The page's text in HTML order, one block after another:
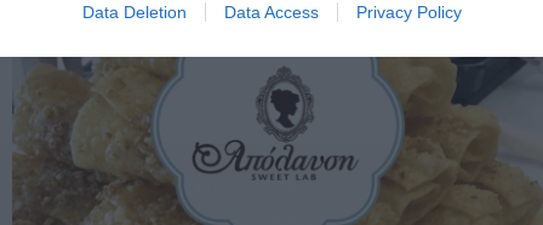
Data Deletion Data Access Privacy Policy